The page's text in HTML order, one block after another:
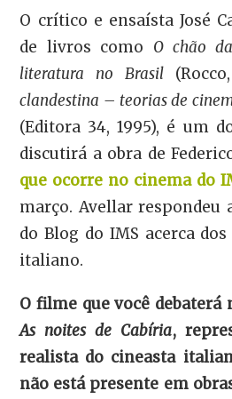
O crítico e ensaísta José
de livros como O chão
literatura no Brasil
clandestina – teorias de
(Editora 34, 1995), é um
discutirá a obra de
que ocorre no cinema do
março. Avellar respondeu
do Blog do IMS acerca
italiano.
O filme que você debaterá
As noites de Cabíria,
realista do cineasta
não está presente em